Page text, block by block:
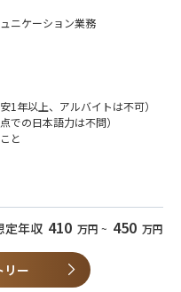
ニケーション業務
ト
1年以上、アルバイトは不可）
での日本語力は不問）
と
定年収 410 万円 ~ 450 万円
リー